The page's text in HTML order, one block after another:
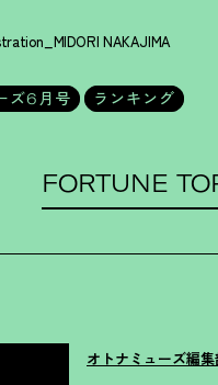
NAKAJIMA
ズ6月号 ランキング
FORTUNE
オトナミューズ編